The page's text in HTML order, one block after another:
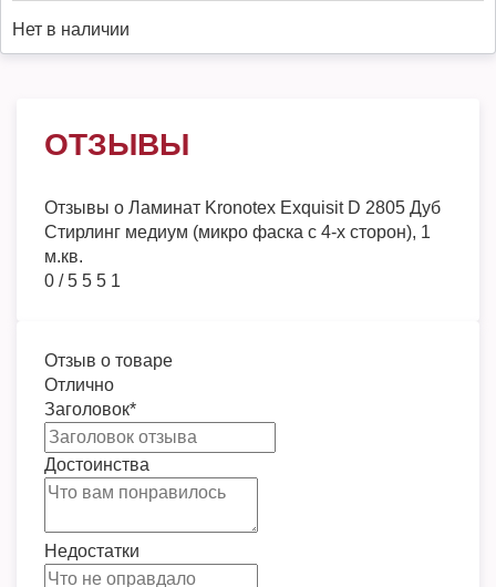
Нет в наличии
ОТЗЫВЫ
Отзывы о Ламинат Kronotex Exquisit D 2805 Дуб
Стирлинг медиум (микро фаска с 4-х сторон), 1
м.кв.
0 /5 5 5 1
Отзыв о товаре
Отлично
Заголовок*
Достоинства
Недостатки